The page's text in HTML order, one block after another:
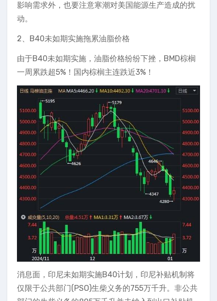
影响需求外，也要注意寒潮对美国能源生产造成的扰
动。
2、B40未如期实施拖累油脂价格
由于B40未如期实施，油脂价格纷纷下挫，BMD棕榈
一周累跌超5%！国内棕榈主连跌近3%！
消息面，印尼未如期实施B40计划，印尼补贴机制将
仅限于公共部门(PSO)生柴义务的755万千升。非公共